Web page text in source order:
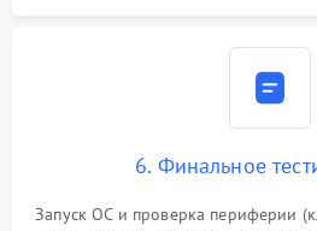
6. Финальное
Запуск ОС и проверка периферии